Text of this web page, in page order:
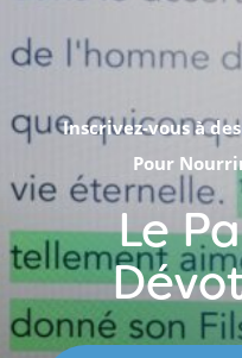
Inscrivez-vous à
Pour
Le